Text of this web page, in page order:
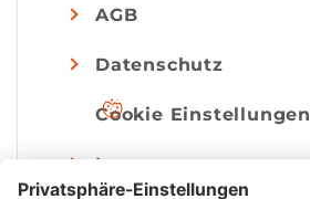
AGB
Datenschutz
Cookie Einstellungen
Impressum